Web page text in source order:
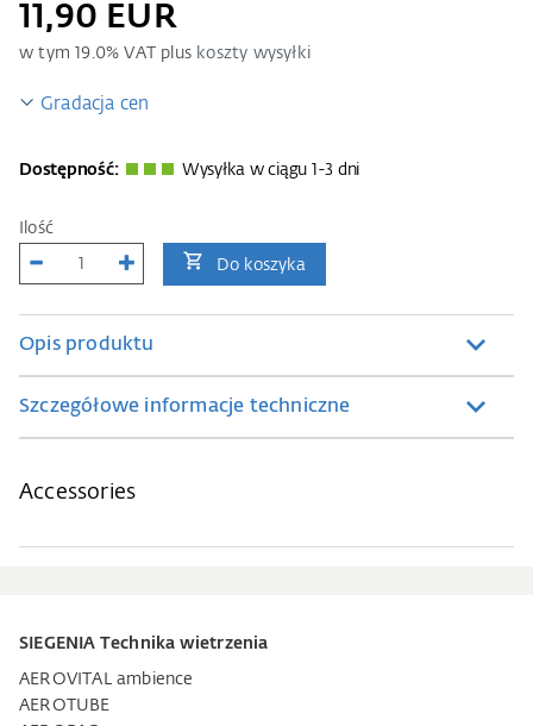
11,90 EUR
w tym 19.0% VAT plus koszty wysyłki
Gradacja cen
Dostępność: Wysyłka w ciągu 1-3 dni
Ilość
Do koszyka
Opis produktu
Szczegółowe informacje techniczne
Accessories
SIEGENIA Technika wietrzenia
AEROVITAL ambience
AEROTUBE